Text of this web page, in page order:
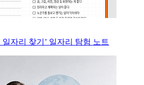
일자리 찾기’ 일자리 탐험 노트